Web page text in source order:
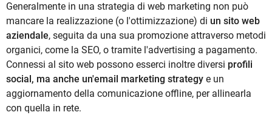
Generalmente in una strategia di web marketing non può
mancare la realizzazione (o l'ottimizzazione) di un sito web
aziendale, seguita da una sua promozione attraverso metodi
organici, come la SEO, o tramite l'advertising a pagamento.
Connessi al sito web possono esserci inoltre diversi profili
social, ma anche un'email marketing strategy e un
aggiornamento della comunicazione offline, per allinearla
con quella in rete.